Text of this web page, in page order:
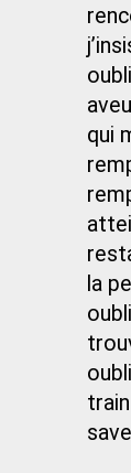
qui
la